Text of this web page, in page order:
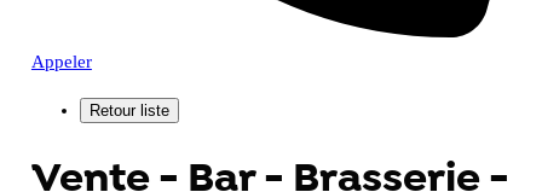
Appeler
Vente - Bar - Brasserie -